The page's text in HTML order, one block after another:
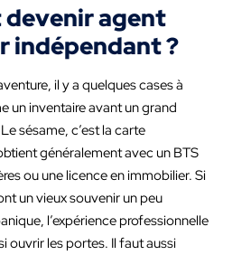
agent
indépendant ?
il y a quelques cases à
un inventaire avant un grand
sésame, c’est la carte
généralement avec un BTS
ou une licence en immobilier. Si
un vieux souvenir un peu
l’expérience professionnelle
ouvrir les portes. Il faut aussi